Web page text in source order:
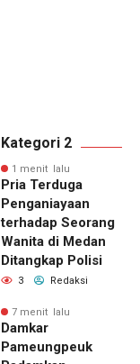
Kategori 2
1 menit lalu
Pria Terduga
Penganiayaan
terhadap Seorang
Wanita di Medan
Ditangkap Polisi
3 Redaksi
7 menit lalu
Damkar
Pameungpeuk